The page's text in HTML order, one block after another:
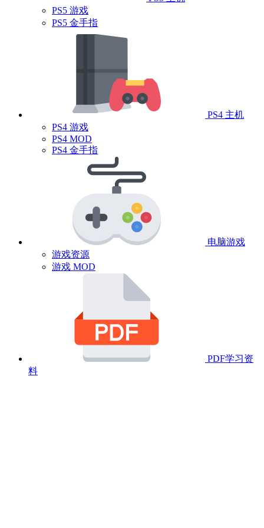
PS5 游戏
PS5 金手指
PS4 主机
PS4 游戏
PS4 MOD
PS4 金手指
电脑游戏
游戏资源
游戏 MOD
PDF学习资
料